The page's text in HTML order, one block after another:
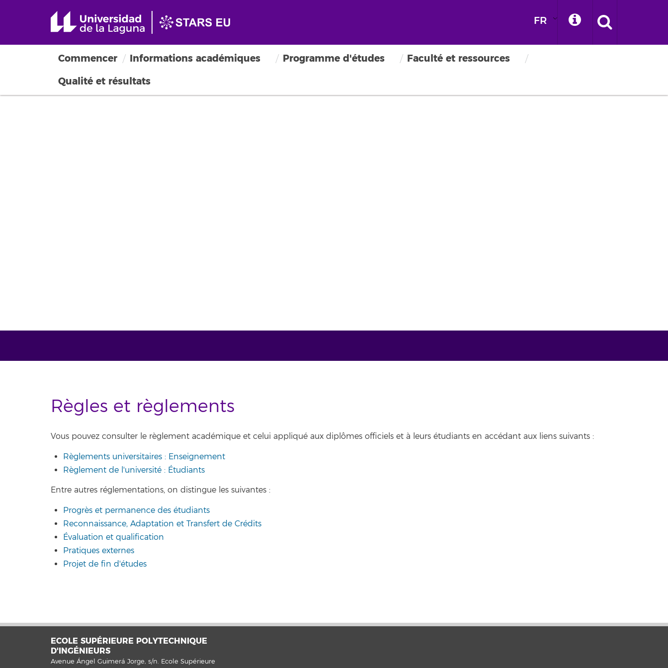
FR
Commencer Informations académiques Programme d'études
Faculté et ressources
Qualité et résultats
Règles et règlements
Vous pouvez consulter le règlement académique et celui appliqué aux diplômes officiels et à leurs étudiants en accédant aux liens suivants :
Règlements universitaires : Enseignement
Règlement de l'université : Étudiants
Entre autres réglementations, on distingue les suivantes :
Progrès et permanence des étudiants
Reconnaissance, Adaptation et Transfert de Crédits
Évaluation et qualification
Pratiques externes
Projet de fin d'études
ECOLE SUPÉRIEURE POLYTECHNIQUE
D'INGÉNIEURS
Avenue Ángel Guimerá Jorge, s/n. Ecole Supérieure